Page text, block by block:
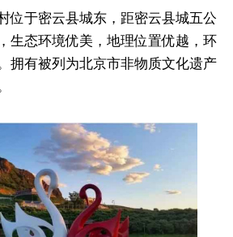
位于密云县城东，距密云县城五公
生态环境优美，地理位置优越，环
拥有被列为北京市非物质文化遗产